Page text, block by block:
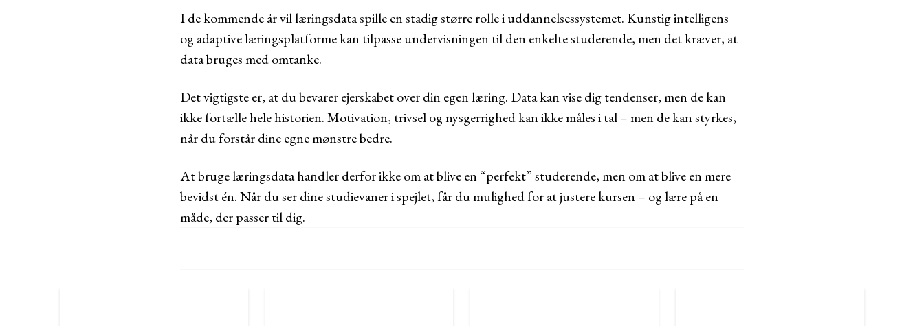
I de kommende år vil læringsdata spille en stadig større rolle i uddannelsessystemet. Kunstig intelligens
og adaptive læringsplatforme kan tilpasse undervisningen til den enkelte studerende, men det kræver, at
data bruges med omtanke.
Det vigtigste er, at du bevarer ejerskabet over din egen læring. Data kan vise dig tendenser, men de kan
ikke fortælle hele historien. Motivation, trivsel og nysgerrighed kan ikke måles i tal – men de kan styrkes,
når du forstår dine egne mønstre bedre.
At bruge læringsdata handler derfor ikke om at blive en “perfekt” studerende, men om at blive en mere
bevidst én. Når du ser dine studievaner i spejlet, får du mulighed for at justere kursen – og lære på en
måde, der passer til dig.